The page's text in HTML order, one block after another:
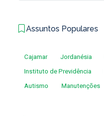
Assuntos Populares
Cajamar Jordanésia
Instituto de Previdência
Autismo Manutenções